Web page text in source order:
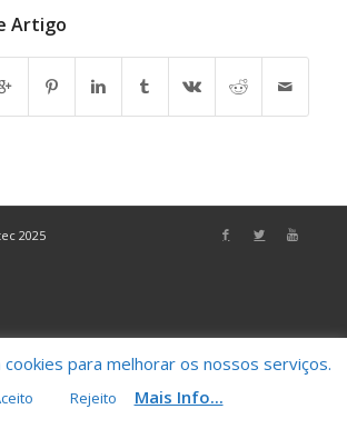
Artigo
2025
cookies para melhorar os nossos serviços.
Rejeito Mais Info...